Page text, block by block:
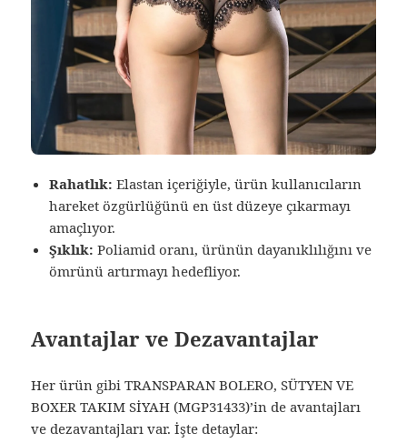
Rahatlık: Elastan içeriğiyle, ürün kullanıcıların
hareket özgürlüğünü en üst düzeye çıkarmayı
amaçlıyor.
Şıklık: Poliamid oranı, ürünün dayanıklılığını ve
ömrünü artırmayı hedefliyor.
Avantajlar ve Dezavantajlar
Her ürün gibi TRANSPARAN BOLERO, SÜTYEN VE
BOXER TAKIM SİYAH (MGP31433)’in de avantajları
ve dezavantajları var. İşte detaylar: